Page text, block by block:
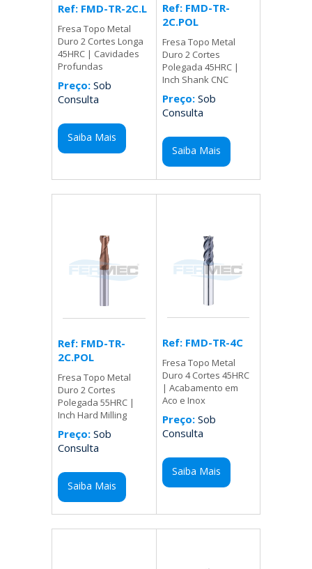
Ref: FMD-TR-2C.L
Fresa Topo Metal
Duro 2 Cortes Longa
45HRC | Cavidades
Profundas
Preço: Sob
Consulta
Saiba Mais
Ref: FMD-TR-
2C.POL
Fresa Topo Metal
Duro 2 Cortes
Polegada 45HRC |
Inch Shank CNC
Preço:Sob
Consulta
Saiba Mais
Ref: FMD-TR-
2C.POL
Fresa Topo Metal
Duro 2 Cortes
Polegada 55HRC |
Inch Hard Milling
Preço: Sob
Consulta
Saiba Mais
Ref: FMD-TR-4C
Fresa Topo Metal
Duro 4 Cortes 45HRC
| Acabamento em
Aco e Inox
Preço:Sob
Consulta
Saiba Mais